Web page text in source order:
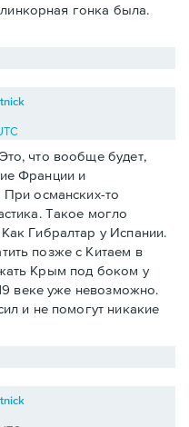
гонка была.
что вообще будет,
Франции и
При османских-то
Такое могло
Гибралтар у Испании.
позже с Китаем в
Крым под боком у
веке уже невозможно.
и не помогут никакие